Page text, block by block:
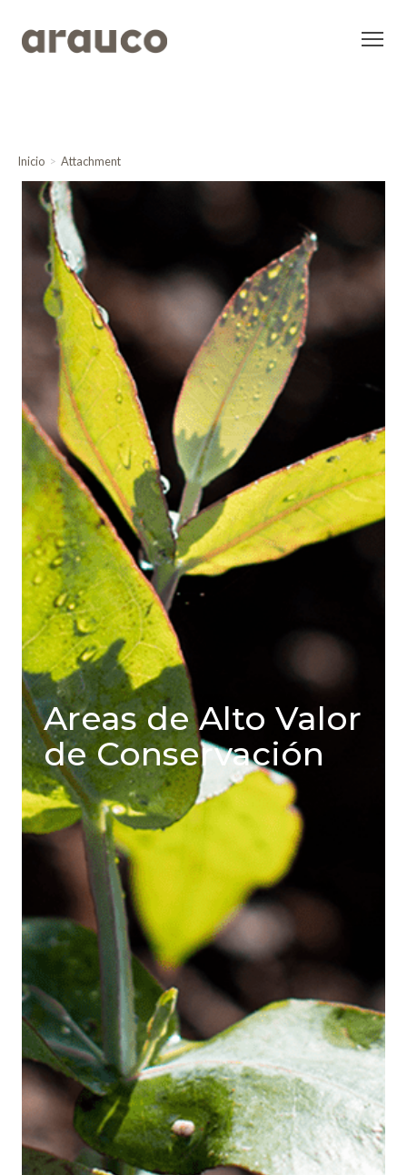
Inicio Attachment
Areas de Alto Valor
de Conservación